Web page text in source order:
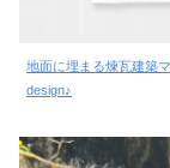
地面に埋まる煉瓦建築
design♪